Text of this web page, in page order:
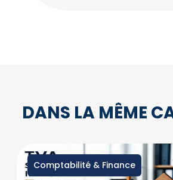
DANS LA MÊME
Comptabilité & Finance